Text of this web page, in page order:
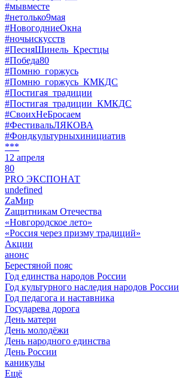
#мывместе
#нетолько9мая
#НовогодниеОкна
#ночьискусств
#ПесняШинель_Крестцы
#Победа80
#Помню_горжусь
#Помню_горжусь_КМКДС
#Постигая_традиции
#Постигая_традиции_КМКДС
#СвоихНеБросаем
#ФестивальЛЯКОВА
#Фондкультурныхинициатив
***
12 апреля
80
PRO ЭКСПОНАТ
undefined
ZaМир
Zащитникам Отечества
«Новгородское лето»
«Россия через призму традиций»
Акции
анонс
Берестяной пояс
Год единства народов России
Год культурного наследия народов России
Год педагога и наставника
Государева дорога
День матери
День молодёжи
День народного единства
День России
каникулы
Ещё